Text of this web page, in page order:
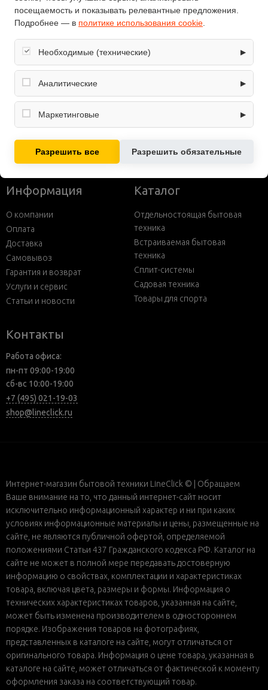
LineClick поздравляет милых дам с
международным женским днём!
1 запись
Информация
О компании
Оплата
Доставка
Самовывоз
Гарантия и возврат
Услуги и сервис
Статьи и новости
Каталог
Отдельностоящая бытовая
техника
Встраиваемая бытовая
техника
Сплит-системы
Садовая техника
Товары для спорта
Контакты
Работа офиса:
пн-пт 09:00-19:00
сб-вс 10:00-19:00
+7 (495) 021-19-03
shop@lineclick.ru
Интернет-магазин бытовой техники LineClick © | Обращаем
Ваше внимание на то, что данный интернет-сайт носит
исключительно информационный характер и ни при каких
условиях информационные материалы и цены, размещенные на
сайте, не являются публичной офертой, определяемой
положениями Статьи 437 Гражданского кодекса РФ. Каталог на
сайте не может в полной мере передавать достоверную
информацию о свойствах, комплектации и характеристиках
товара, включая цвета, размеры и формы. Информация о
технических характеристиках товаров, указанная на сайте,
может быть изменена производителем в одностороннем
порядке. Изображения товаров на фотографиях,
представленных в каталоге на сайте, могут отличаться от
оригинального товара. Информация о цене товара, указанная в
каталоге на сайте, может отличаться от фактической к моменту
оформления заказа на соответствующий товар.
посещаемость и показывать релевантные предложения.
Подробнее — в политике использования cookie
Необходимые (технические) ▶
Обеспечивают корректную работу сайта: оформление
заказа, корзина, вход в личный кабинет. Без них основные
Аналитические ▶
Собирают обезличенную информацию о посещениях и
использовании сайта (например, счётчики аналитики),
Маркетинговые ▶
предложений на основе ваших интересов.
Разрешить все Разрешить обязательные